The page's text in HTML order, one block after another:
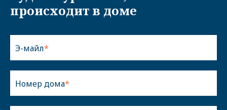
происходит в доме
Э-майл
Номер дома